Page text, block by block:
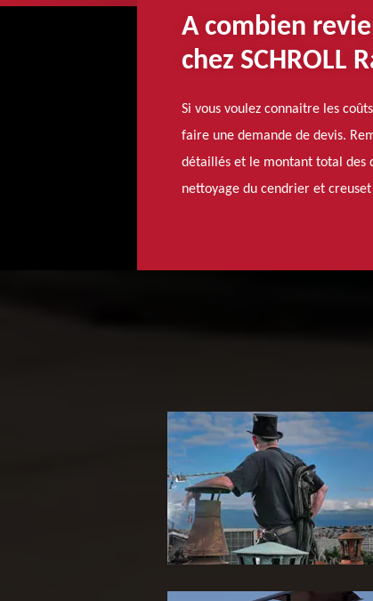
A combien
chez SCHROLL
Si vous voulez connaitre les
faire une demande de devis.
détaillés et le montant total des
nettoyage du cendrier et
Ramoneur 65